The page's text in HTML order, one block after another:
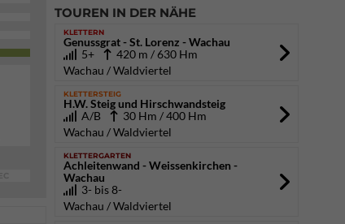
TOUREN IN DER NÄHE
KLETTERN
Genussgrat - St. Lorenz - Wachau
5+
420 m / 630 Hm
Wachau / Waldviertel
KLETTERSTEIG
H.W. Steig und Hirschwandsteig
A/B
30 Hm / 400 Hm
Wachau / Waldviertel
KLETTERGARTEN
Achleitenwand - Weissenkirchen -
Wachau
3- bis 8-
Wachau / Waldviertel